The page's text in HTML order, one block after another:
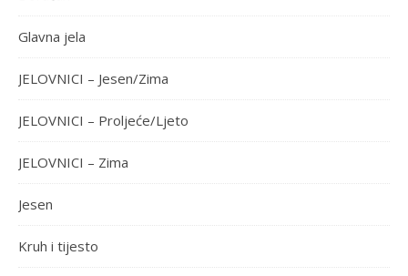
Glavna jela
JELOVNICI – Jesen/Zima
JELOVNICI – Proljeće/Ljeto
JELOVNICI – Zima
Jesen
Kruh i tijesto